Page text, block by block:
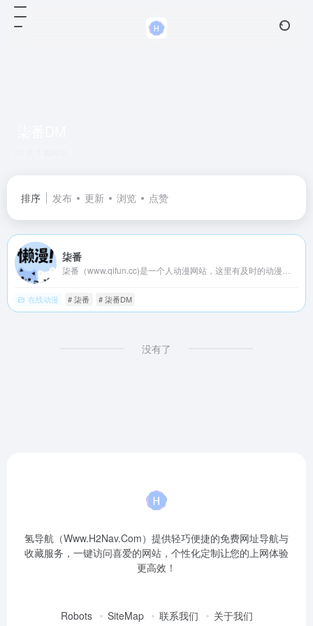
排序 发布 更新 浏览 点赞
柒番
在线动漫 # 柒番 # 柒番DM
没有了
氢导航（Www.H2Nav.Com）提供轻巧便捷的免费网址导航与
收藏服务，一键访问喜爱的网站，个性化定制让您的上网体验
更高效！
Robots SiteMap 联系我们 关于我们